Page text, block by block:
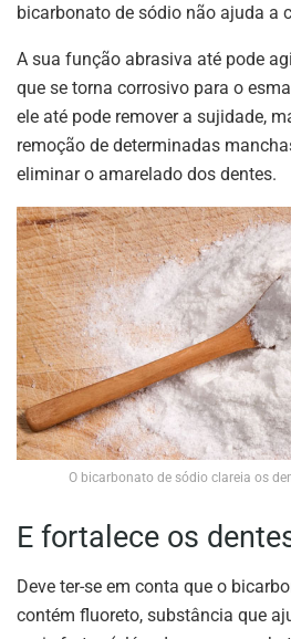
bicarbonato de sódio não ajuda a
A sua função abrasiva até pode
que se torna corrosivo para o
ele até pode remover a sujidade,
remoção de determinadas
eliminar o amarelado dos dentes.
O bicarbonato de sódio clareia os
E fortalece os
Deve ter-se em conta que o
contém fluoreto, substância que